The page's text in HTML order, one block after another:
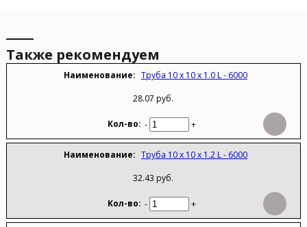
Также рекомендуем
Труба 10 х 10 х 1.0 L - 6000
28.07 руб.
- +
Труба 10 х 10 х 1.2 L - 6000
32.43 руб.
- +